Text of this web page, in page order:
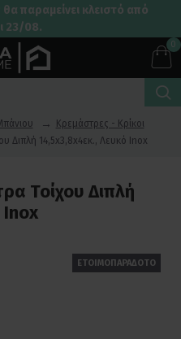
παραμείνει κλειστό από
23/08.
0
Κρεμάστρες - Κρίκοι
Διπλή 14,5x3,8x4εκ., Λευκό Inox
Τοίχου Διπλή
Inox
ΕΤΟΙΜΟΠΑΡΑΔΟΤΟ